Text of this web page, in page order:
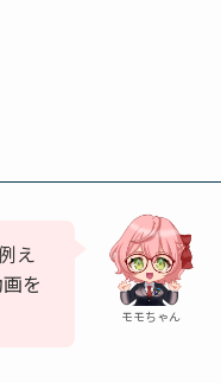
モモちゃん
え
を